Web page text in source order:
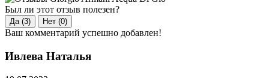
Был ли этот отзыв полезен?
Да (3) Нет (0)
Ваш комментарий успешно добавлен!
Ивлева Наталья